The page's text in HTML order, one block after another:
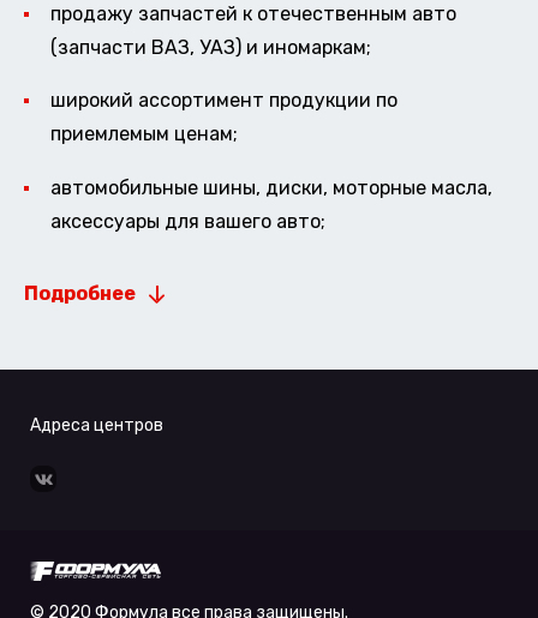
продажу запчастей к отечественным авто
(запчасти ВАЗ, УАЗ) и иномаркам;
широкий ассортимент продукции по
приемлемым ценам;
автомобильные шины, диски, моторные масла,
аксессуары для вашего авто;
Подробнее
Адреса центров
© 2020 Формула все права защищены.